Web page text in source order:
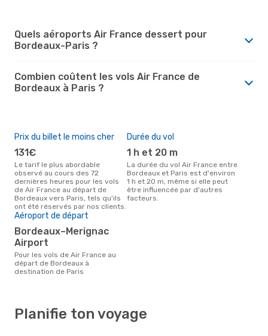
Quels aéroports Air France dessert pour
Bordeaux-Paris ?
Combien coûtent les vols Air France de
Bordeaux à Paris ?
Prix du billet le moins cher
131€
Le tarif le plus abordable
observé au cours des 72
dernières heures pour les vols
de Air France au départ de
Bordeaux vers Paris, tels qu'ils
ont été réservés par nos clients.
Durée du vol
1 h et 20 m
La durée du vol Air France entre
Bordeaux et Paris est d'environ
1 h et 20 m, même si elle peut
être influencée par d'autres
facteurs.
Aéroport de départ
Bordeaux–Merignac
Airport
Pour les vols de Air France au
départ de Bordeaux à
destination de Paris
Planifie ton voyage